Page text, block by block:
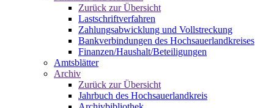
Zurück zur Übersicht
Lastschriftverfahren
Zahlungsabwicklung und Vollstreckung
Bankverbindungen des Hochsauerlandkreises
Finanzen/Haushalt/Beteiligungen
Amtsblätter
Archiv
Zurück zur Übersicht
Jahrbuch des Hochsauerlandkreis